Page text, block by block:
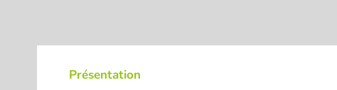
Présentation